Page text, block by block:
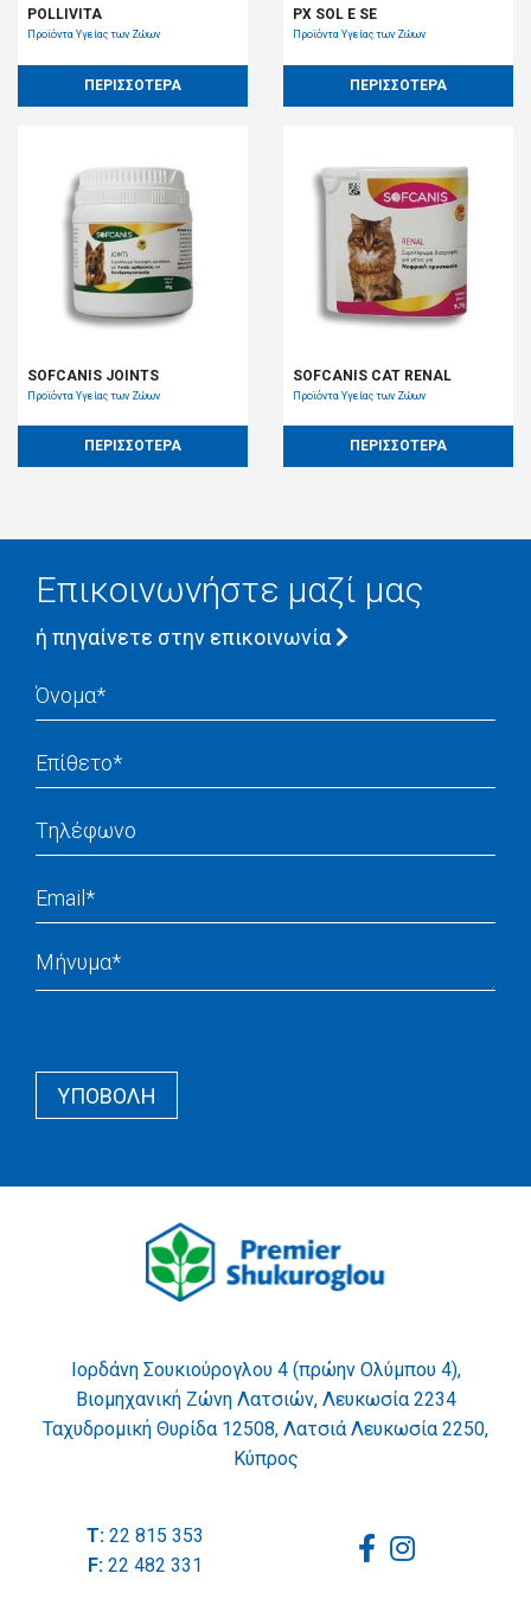
POLLIVITA
Προϊόντα Υγείας των Ζώων
ΠΕΡΙΣΣΟΤΕΡΑ
PX SOL E SE
Προϊόντα Υγείας των Ζώων
ΠΕΡΙΣΣΟΤΕΡΑ
SOFCANIS JOINTS
Προϊόντα Υγείας των Ζώων
ΠΕΡΙΣΣΟΤΕΡΑ
SOFCANIS CAT RENAL
Προϊόντα Υγείας των Ζώων
ΠΕΡΙΣΣΟΤΕΡΑ
Επικοινωνήστε μαζί μας
ή πηγαίνετε στην επικοινωνία
Name
Surname
Phone
Email
Message
Wrapper
Button
Wrapper
YΠΟΒΟΛΉ
Ιορδάνη Σουκιούρογλου 4 (πρώην Ολύμπου 4),
Βιομηχανική Ζώνη Λατσιών, Λευκωσία 2234
Ταχυδρομική Θυρίδα 12508, Λατσιά Λευκωσία 2250,
Κύπρος
T:22 815 353
F:22 482 331